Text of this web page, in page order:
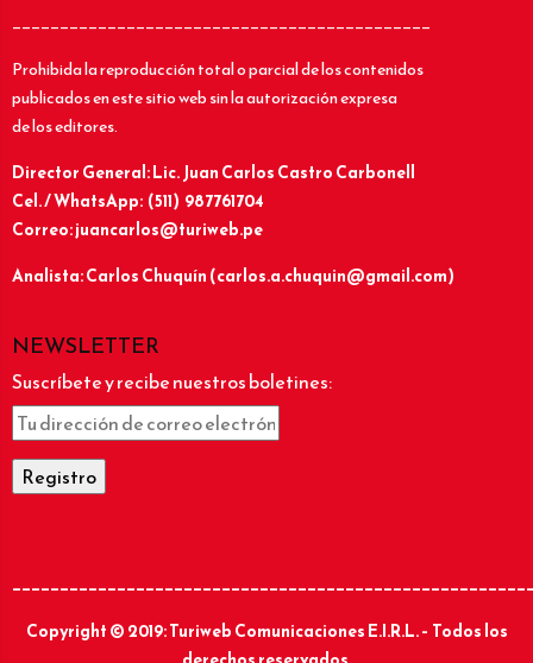
____________________________________________
Prohibida la reproducción total o parcial de los contenidos
publicados en este sitio web sin la autorización expresa
de los editores.
Director General: Lic.Juan Carlos Castro Carbonell
Cel. / WhatsApp: (511) 987761704
Correo: juancarlos@turiweb.pe
Analista: Carlos Chuquín (carlos.a.chuquin@gmail.com)
NEWSLETTER
Suscríbete y recibe nuestros boletines:
Copyright © 2019: Turiweb Comunicaciones E.I.R.L. – Todos los